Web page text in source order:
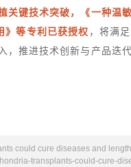
键技术突破，《一种温
》等专利已获授权 ，将满足
推进技术创新与产品迭
could cure diseases and
transplants-could-cure-